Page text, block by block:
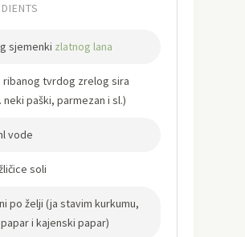
sjemenki zlatnog lana
ribanog tvrdog zrelog sira
neki paški, parmezan i sl.)
vode
soli
po želji (ja stavim kurkumu,
i kajenski papar)